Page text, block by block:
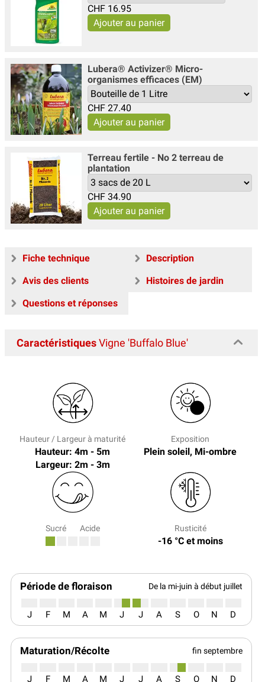
CHF 16.95
Lubera® Activizer® Micro-
organismes efficaces (EM)
CHF 27.40
Terreau fertile - No 2 terreau de
plantation
CHF 34.90
Fiche technique
Description
Avis des clients
Histoires de jardin
Questions et réponses
CaractéristiquesVigne 'Buffalo Blue'
Hauteur / Largeur à maturité
Hauteur: 4m - 5m
Largeur: 2m - 3m
Exposition
Plein soleil, Mi-ombre
Sucré Acide Rusticité
-16 °C et moins
Période de floraison De la mi-juin à début juillet
J F M A M J J A S O N D
Maturation/Récolte fin septembre
J F M A M J J A S O N D